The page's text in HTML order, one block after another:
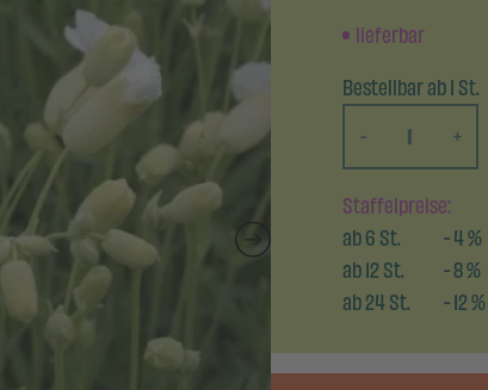
lieferbar
Bestellbar ab 1 St.
-
+
Staffelpreise:
ab6St. -4%
ab12St. -8%
ab24St. -12%